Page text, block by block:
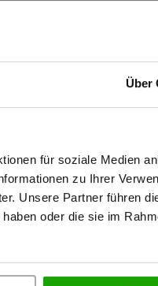
Über
für soziale Medien
zu Ihrer
Unsere Partner führen
oder die sie im
Wasserabweisend
Kein Einsatz von PFAS
Zertifizierungen
netto ausgewiesen.
PRIVATPERSON